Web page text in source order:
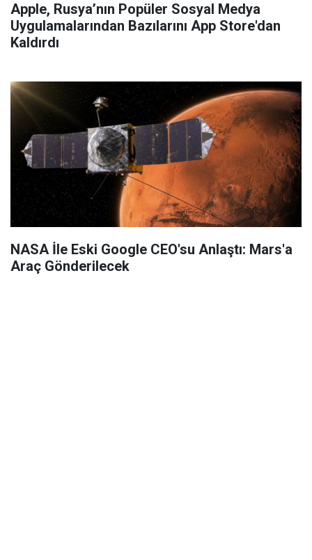
Apple, Rusya’nın Popüler Sosyal Medya
Uygulamalarından Bazılarını App Store'dan
Kaldırdı
NASA İle Eski Google CEO'su Anlaştı: Mars'a
Araç Gönderilecek